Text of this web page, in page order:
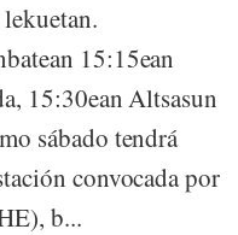
15:15ean
15:30ean Altsasun
sábado tendrá
convocada por
b...